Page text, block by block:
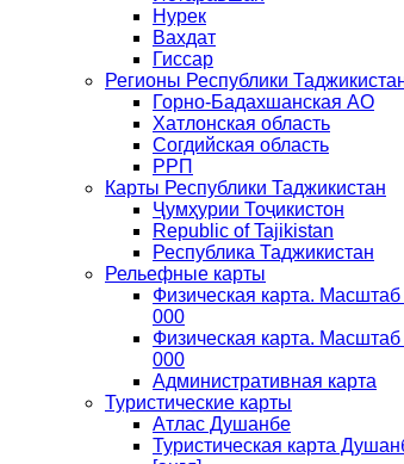
Нурек
Вахдат
Гиссар
Регионы Республики
Горно-Бадахшанская АО
Хатлонская область
Согдийская область
РРП
Карты Республики Таджикистан
Ҷумҳурии Тоҷикистон
Republic of Tajikistan
Республика Таджикистан
Рельефные карты
Физическая карта.
000
Физическая карта.
000
Административная карта
Туристические карты
Атлас Душанбе
Туристическая карта